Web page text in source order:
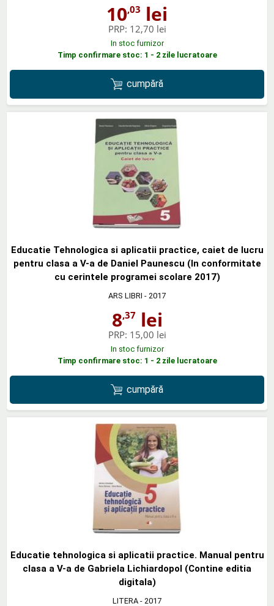
10,03 lei
PRP: 12,70 lei
In stoc furnizor
Timp confirmare stoc: 1 - 2 zile lucratoare
cumpără
Educatie Tehnologica si aplicatii practice, caiet de lucru
pentru clasa a V-a de Daniel Paunescu (In conformitate
cu cerintele programei scolare 2017)
ARS LIBRI - 2017
8,37lei
PRP: 15,00 lei
In stoc furnizor
Timp confirmare stoc: 1 - 2 zile lucratoare
cumpără
Educatie tehnologica si aplicatii practice. Manual pentru
clasa a V-a de Gabriela Lichiardopol (Contine editia
digitala)
LITERA - 2017